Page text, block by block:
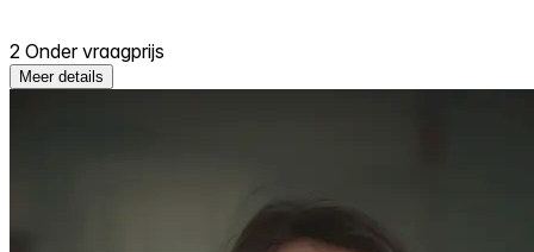
2 Onder vraagprijs
Meer details